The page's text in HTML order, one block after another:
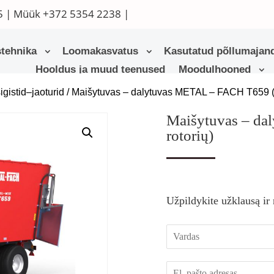
| Müük+372 5354 2238 |
Loomakasvatus
Kasutatud
Hooldus ja muud teenused
Moodulhooned
/ Maišytuvas – dalytuvas METAL – FACH T659
Maišytuvas –
rotorių)
Užpildykite užklausą ir